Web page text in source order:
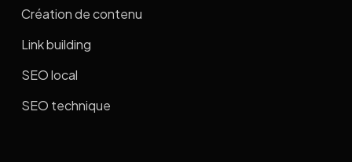
Création de contenu
Link building
SEO local
SEO technique